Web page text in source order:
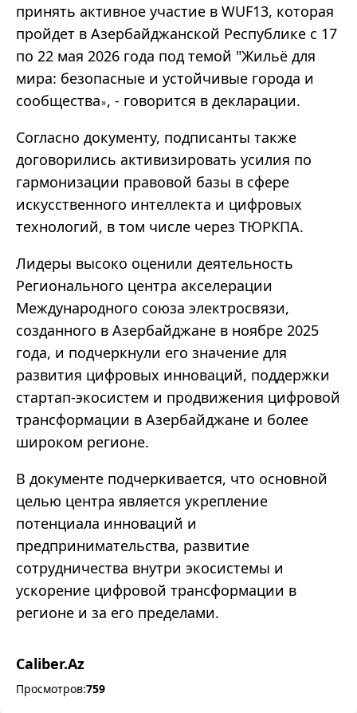
принять активное участие в WUF13, которая
пройдет в Азербайджанской Республике с 17
по 22 мая 2026 года под темой "Жильё для
мира: безопасные и устойчивые города и
сообщества», - говорится в декларации.
Согласно документу, подписанты также
договорились активизировать усилия по
гармонизации правовой базы в сфере
искусственного интеллекта и цифровых
технологий, в том числе через ТЮРКПА.
Лидеры высоко оценили деятельность
Регионального центра акселерации
Международного союза электросвязи,
созданного в Азербайджане в ноябре 2025
года, и подчеркнули его значение для
развития цифровых инноваций, поддержки
стартап-экосистем и продвижения цифровой
трансформации в Азербайджане и более
широком регионе.
В документе подчеркивается, что основной
целью центра является укрепление
потенциала инноваций и
предпринимательства, развитие
сотрудничества внутри экосистемы и
ускорение цифровой трансформации в
регионе и за его пределами.
Caliber.Az
Просмотров:759